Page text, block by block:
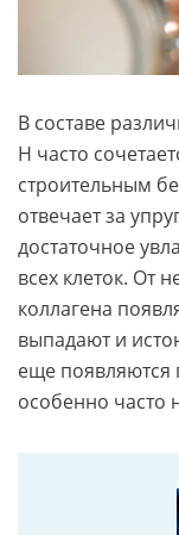
В составе
H часто
строительным
отвечает за
достаточное
всех клеток. От
коллагена
выпадают и
еще появляются
особенно часто